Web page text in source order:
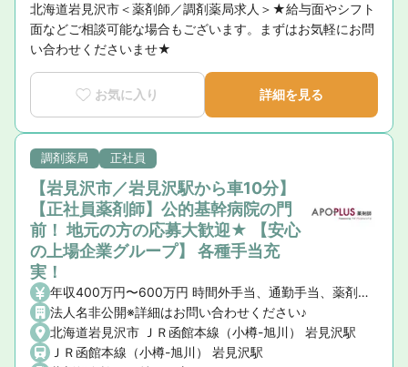
北海道岩見沢市＜薬剤師／調剤薬局求人＞★給与面やシフト
面などご相談可能な場合もございます。まずはお気軽にお問
い合わせくださいませ★
お気に入り 詳細を見る
調剤薬局 正社員
【岩見沢市／岩見沢駅から車10分】
【正社員薬剤師】公的基幹病院の門
前！ 地元の方の応募大歓迎★ 【安心
の上場企業グループ】 各種手当充
実！
年収400万円〜600万円 時間外手当、通勤手当、薬剤師手当、地域手当、住宅手当（社宅含）、家族手当
法人名非公開※詳細はお問い合わせください♪
北海道岩見沢市 ＪＲ函館本線（小樽-旭川） 岩見沢駅
ＪＲ函館本線（小樽-旭川） 岩見沢駅